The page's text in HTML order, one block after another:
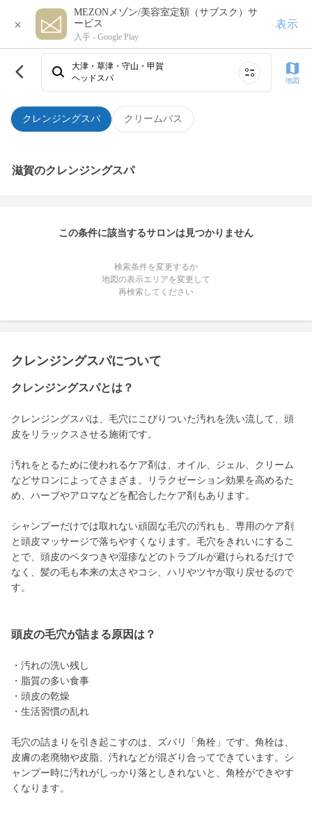
×
MEZONメゾン/美容室定額（サブスク）サ
ービス
入手 - Google Play
表示
クレンジングスパ クリームバス
大津・草津・守山・甲賀
ヘッドスパ
地図
滋賀のクレンジングスパ
この条件に該当するサロンは見つかりません
検索条件を変更するか
地図の表示エリアを変更して
再検索してください
クレンジングスパについて
クレンジングスパとは？
クレンジングスパは、毛穴にこびりついた汚れを洗い流して、頭
皮をリラックスさせる施術です。
汚れをとるために使われるケア剤は、オイル、ジェル、クリーム
などサロンによってさまざま。リラクゼーション効果を高めるた
め、ハーブやアロマなどを配合したケア剤もあります。
シャンプーだけでは取れない頑固な毛穴の汚れも、専用のケア剤
と頭皮マッサージで落ちやすくなります。毛穴をきれいにするこ
とで、頭皮のベタつきや湿疹などのトラブルが避けられるだけで
なく、髪の毛も本来の太さやコシ、ハリやツヤが取り戻せるので
す。
頭皮の毛穴が詰まる原因は？
・汚れの洗い残し
・脂質の多い食事
・頭皮の乾燥
・生活習慣の乱れ
毛穴の詰まりを引き起こすのは、ズバリ「角栓」です。角栓は、
皮膚の老廃物や皮脂、汚れなどが混ざり合ってできています。シ
ャンプー時に汚れがしっかり落としきれないと、角栓ができやす
くなります。